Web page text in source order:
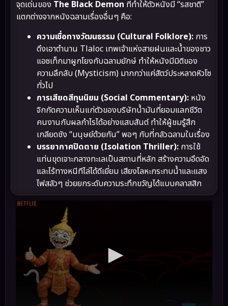
จุดเด่นของ The Black Demon ที่ทำให้ตัวหนังมี “รสชาติ”
แตกต่างจากหนังฉลามเรื่องอื่นๆ คือ:
ความเชื่อทางวัฒนธรรม (Cultural Folklore): การ
ดึงเอาตำนาน Tlaloc เทพเจ้าแห่งสายฝนและน้ำของชาว
แอซเท็กมาผูกโยงกับฉลามยักษ์ ทำให้หนังมีมิติของ
ความลึกลับ (Mysticism) มากกว่าแค่สัตว์ประหลาดหิวโซ
ทั่วไป
การเสียดสีทุนนิยม (Social Commentary): หนัง
จิกกัดความเห็นแก่ตัวของบริษัทน้ำมันที่ยอมแลกชีวิต
คนงานกับผลกำไรได้อย่างแสบสันต์ ทำให้ผู้ชมรู้สึก
เกลียดชัง “มนุษย์ด้วยกัน” พอๆ กับที่กลัวฉลามในเรื่อง
บรรยากาศปิดตาย (Isolation Thriller): การใช้
แท่นขุดเจาะกลางทะเลเป็นสถานที่หลัก สร้างความอึดอัด
และไร้ทางหนีทีไล่ได้ดีเยี่ยม เสียงโลหะกระทบน้ำและแสง
ไฟสลัวๆ ช่วยยกระดับความระทึกขวัญได้แบบคลาสสิก